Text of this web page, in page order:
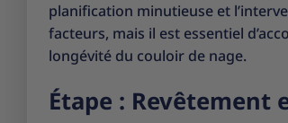
planification minutieuse et
facteurs, mais il est essentiel
longévité du couloir de nage.
Étape :